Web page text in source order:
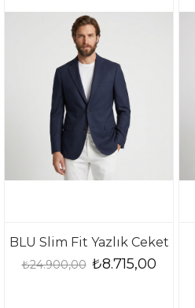
BLU Slim Fit Yazlık Ceket
₺8.715,00
₺24.900,00